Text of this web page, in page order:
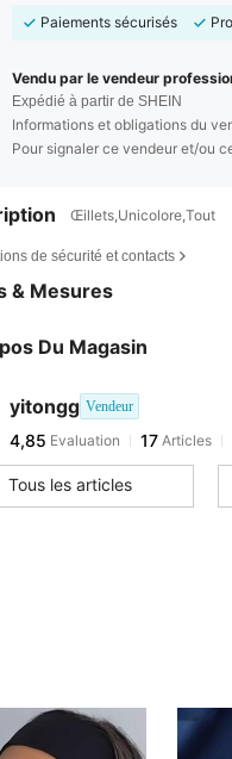
Paiements sécurisés
Vendu par le vendeur
Expédié à partir de SHEIN
Informations et obligations du
Pour signaler ce vendeur et/ou
Œillets,Unicolore,Tout
de sécurité et contacts
& Mesures
Du Magasin
yitongg Vendeur
4,85 Evaluation 17 Articles
Tous les articles